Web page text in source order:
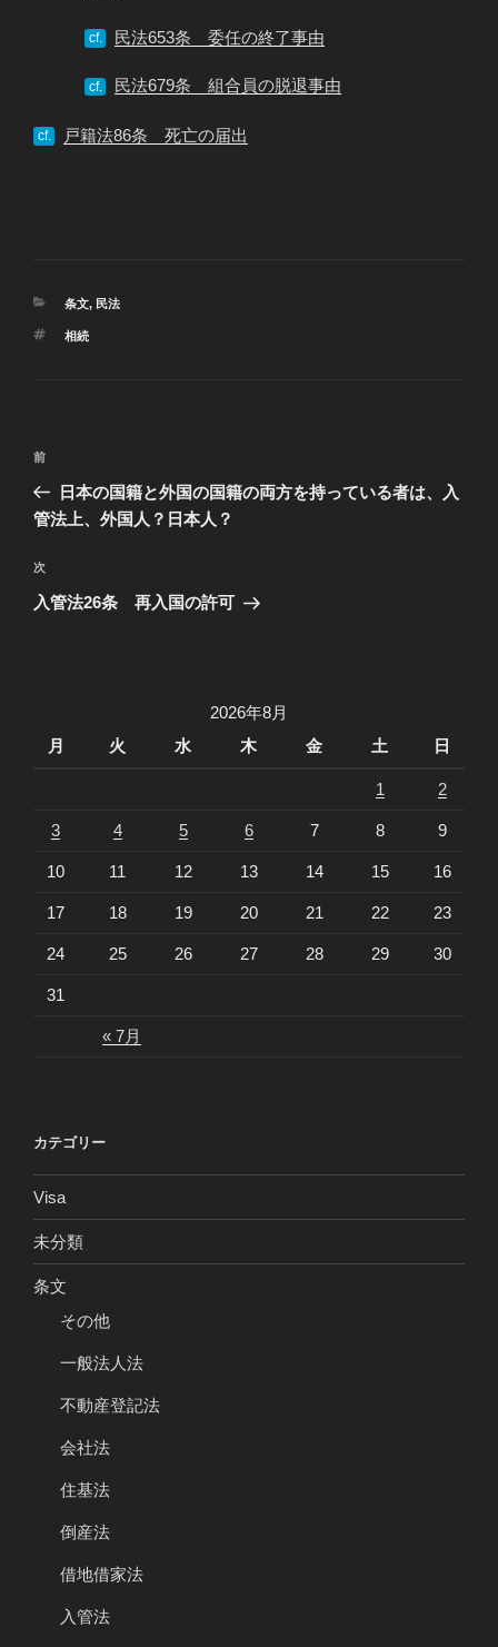
cf. 民法653条 委任の終了事由
cf. 民法679条 組合員の脱退事由
cf. 戸籍法86条 死亡の届出
カ
ゴ
条文, 民法
タ
相続
投
ナ
ゲ
ー
過
去
の
稿
前
日本の国籍と外国の国籍の両方を持っている者は、入
管法上、外国人？日本人？
次
の
次
入管法26条 再入国の許可
2026年8月
月
火 水 木 金 土 日
« 7月
1 2
3 4 5 6 7 8 9
10 11 12 13 14 15 16
17 18 19 20 21 22 23
24 25 26 27 28 29 30
31
カテゴリー
Visa
未分類
条文
その他
一般法人法
不動産登記法
会社法
住基法
倒産法
借地借家法
入管法